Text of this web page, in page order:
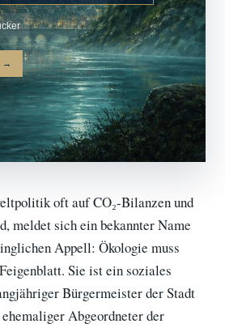
→
oft auf CO₂-Bilanzen und
meldet sich ein bekannter Name
Appell: Ökologie muss
Sie ist ein soziales
Bürgermeister der Stadt
Abgeordneter der